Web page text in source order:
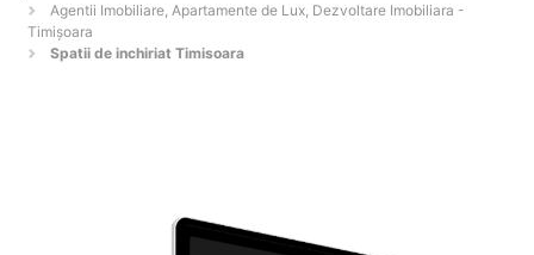
Agentii Imobiliare, Apartamente de Lux, Dezvoltare Imobiliara -
Timişoara
Spatii de inchiriat Timisoara